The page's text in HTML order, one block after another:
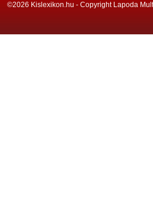
©2026 Kislexikon.hu - Copyright Lapoda